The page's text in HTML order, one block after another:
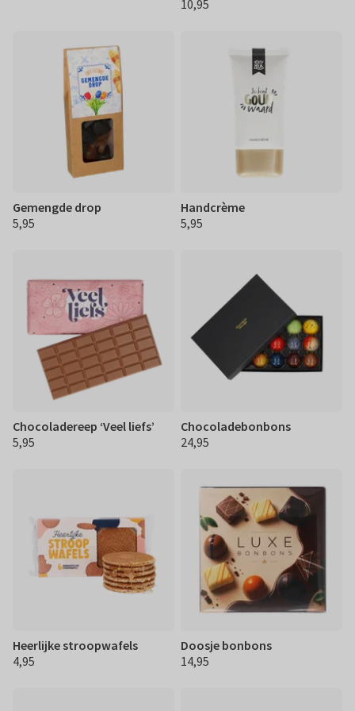
€ 10,95
10,95
Gemengde drop
€ 5,95
5,95
Handcrème
€ 5,95
5,95
Chocoladereep ‘Veel liefs’
€ 5,95
5,95
Chocoladebonbons
€ 24,95
24,95
Heerlijke stroopwafels
€ 4,95
4,95
Doosje bonbons
€ 14,95
14,95